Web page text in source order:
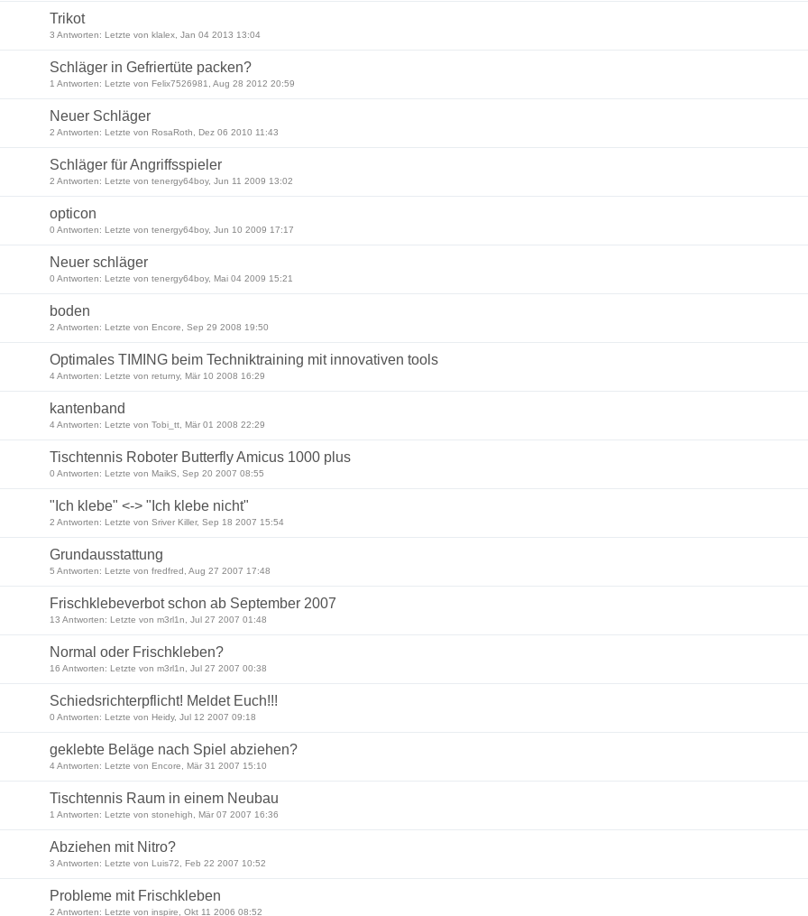
Trikot
3 Antworten: Letzte von klalex, Jan 04 2013 13:04
Schläger in Gefriertüte packen?
1 Antworten: Letzte von Felix7526981, Aug 28 2012 20:59
Neuer Schläger
2 Antworten: Letzte von RosaRoth, Dez 06 2010 11:43
Schläger für Angriffsspieler
2 Antworten: Letzte von tenergy64boy, Jun 11 2009 13:02
opticon
0 Antworten: Letzte von tenergy64boy, Jun 10 2009 17:17
Neuer schläger
0 Antworten: Letzte von tenergy64boy, Mai 04 2009 15:21
boden
2 Antworten: Letzte von Encore, Sep 29 2008 19:50
Optimales TIMING beim Techniktraining mit innovativen tools
4 Antworten: Letzte von returny, Mär 10 2008 16:29
kantenband
4 Antworten: Letzte von Tobi_tt, Mär 01 2008 22:29
Tischtennis Roboter Butterfly Amicus 1000 plus
0 Antworten: Letzte von MaikS, Sep 20 2007 08:55
"Ich klebe" <-> "Ich klebe nicht"
2 Antworten: Letzte von Sriver Killer, Sep 18 2007 15:54
Grundausstattung
5 Antworten: Letzte von fredfred, Aug 27 2007 17:48
Frischklebeverbot schon ab September 2007
13 Antworten: Letzte von m3rl1n, Jul 27 2007 01:48
Normal oder Frischkleben?
16 Antworten: Letzte von m3rl1n, Jul 27 2007 00:38
Schiedsrichterpflicht! Meldet Euch!!!
0 Antworten: Letzte von Heidy, Jul 12 2007 09:18
geklebte Beläge nach Spiel abziehen?
4 Antworten: Letzte von Encore, Mär 31 2007 15:10
Tischtennis Raum in einem Neubau
1 Antworten: Letzte von stonehigh, Mär 07 2007 16:36
Abziehen mit Nitro?
3 Antworten: Letzte von Luis72, Feb 22 2007 10:52
Probleme mit Frischkleben
2 Antworten: Letzte von inspire, Okt 11 2006 08:52